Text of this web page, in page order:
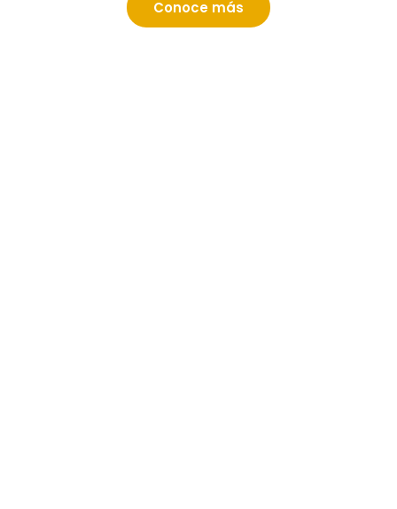
Conoce más